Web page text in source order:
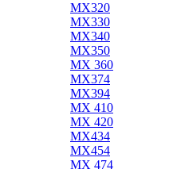
MX320
MX330
MХ340
MX350
MX 360
MХ374
MX394
MX 410
MX 420
MX434
MX454
MX 474